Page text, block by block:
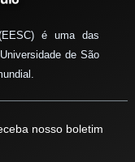
é uma das
de São
nosso boletim